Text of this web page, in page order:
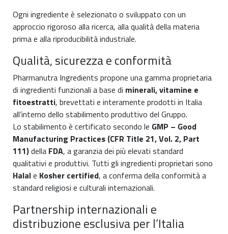
Ogni ingrediente è selezionato o sviluppato con un
approccio rigoroso alla ricerca, alla qualità della materia
prima e alla riproducibilità industriale.
Qualità, sicurezza e conformità
Pharmanutra Ingredients propone una gamma proprietaria
di ingredienti funzionali a base di minerali, vitamine e
fitoestratti, brevettati e interamente prodotti in Italia
all’interno dello stabilimento produttivo del Gruppo.
Lo stabilimento è certificato secondo le GMP – Good
Manufacturing Practices (CFR Title 21, Vol. 2, Part
111)della FDA, a garanzia dei più elevati standard
qualitativi e produttivi. Tutti gli ingredienti proprietari sono
Halale Kosher certified, a conferma della conformità a
standard religiosi e culturali internazionali.
Partnership internazionali e
distribuzione esclusiva per l’Italia